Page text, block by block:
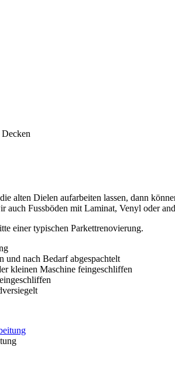
alten Dielen aufarbeiten lassen, dann
Fussböden mit Laminat, Venyl oder
einer typischen Parkettrenovierung.
und nach Bedarf abgespachtelt
kleinen Maschine feingeschliffen